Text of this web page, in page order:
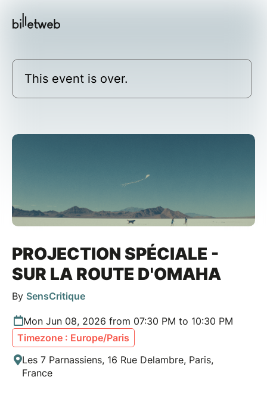
This event is over.
PROJECTION SPÉCIALE -
SUR LA ROUTE D'OMAHA
By SensCritique
Mon Jun 08, 2026 from 07:30 PM to 10:30 PM
Timezone : Europe/Paris
Les 7 Parnassiens, 16 Rue Delambre, Paris,
France